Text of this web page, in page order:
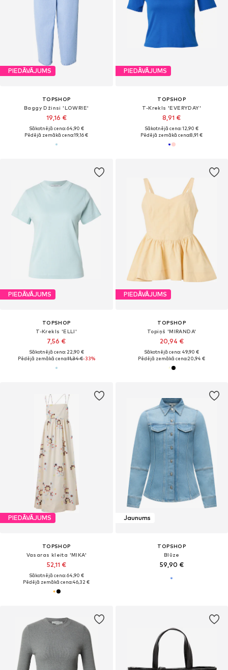
PIEDĀVĀJUMS
TOPSHOP
Baggy Džinsi 'LOWRIE'
19,16 €
Sākotnējā cena: 64,90 €
Pēdējā zemākā cena:19,16 €
PIEDĀVĀJUMS
TOPSHOP
T-Krekls 'EVERYDAY'
8,91 €
Sākotnējā cena: 12,90 €
Pēdējā zemākā cena:8,91 €
PIEDĀVĀJUMS
TOPSHOP
T-Krekls 'ELLI'
7,56 €
Sākotnējā cena: 22,90 €
Pēdējā zemākā cena:11,34 €-33%
PIEDĀVĀJUMS
TOPSHOP
Topiņš 'MIRANDA'
20,94 €
Sākotnējā cena: 49,90 €
Pēdējā zemākā cena:20,94 €
PIEDĀVĀJUMS
TOPSHOP
Vasaras kleita 'MIKA'
52,11 €
Sākotnējā cena: 64,90 €
Pēdējā zemākā cena:46,32 €
Jaunums
TOPSHOP
Blūze
59,90 €